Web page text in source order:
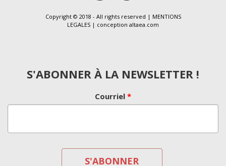
Copyright © 2018 - All rights reserved | MENTIONS
LEGALES | conception altaea.com
S'ABONNER À LA NEWSLETTER !
Courriel *